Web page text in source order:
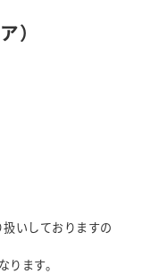
）
いしておりますの
ます。